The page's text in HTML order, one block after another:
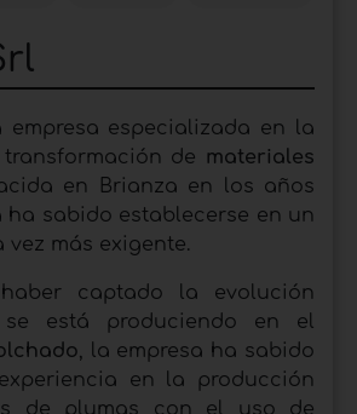
empresa especializada en la
de materiales
en Brianza en los años
ha sabido establecerse en un
vez más exigente.
haber captado la evolución
está produciendo en el
, la empresa ha sabido
en la producción
de plumas con el uso de